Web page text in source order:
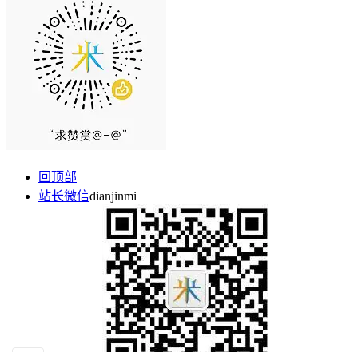
回顶部
站长微信dianjinmi